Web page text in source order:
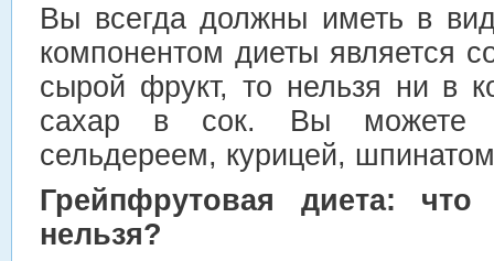
Вы всегда должны иметь в
компонентом диеты является
сырой фрукт, то нельзя ни в
сахар в сок. Вы можете
сельдереем, курицей,
Грейпфрутовая диета:
нельзя?